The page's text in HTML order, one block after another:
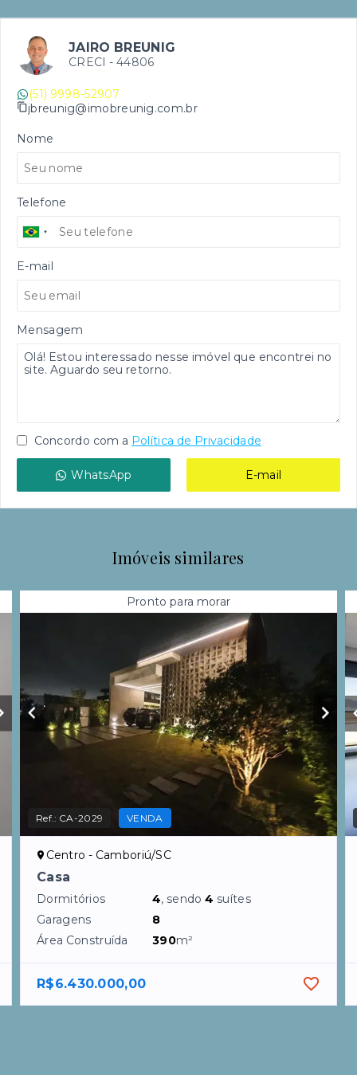
JAIRO BREUNIG
CRECI - 44806
(51) 9998-52907
jbreunig@imobreunig.com.br
Nome
Telefone
E-mail
Mensagem
Concordo com a Política de Privacidade
WhatsApp E-mail
Imóveis similares
Pronto para morar
Ref.: CA-2029 VENDA
Centro - Camboriú/SC
Casa
Dormitórios 4, sendo4 suítes
Garagens
8
Área Construída
390m²
R$6.430.000,00